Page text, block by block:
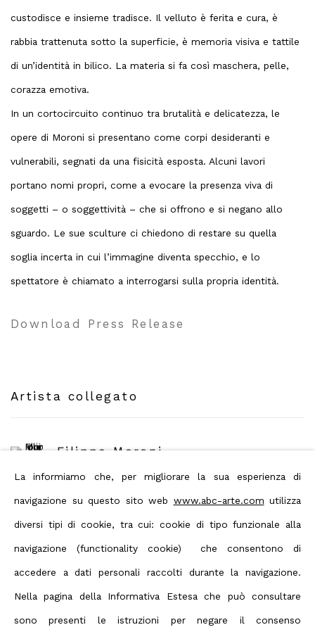
custodisce e insieme tradisce. Il velluto è ferita e cura, è
rabbia trattenuta sotto la superficie, è memoria visiva e tattile
di un’identità in bilico. La materia si fa così maschera, pelle,
corazza emotiva.
In un cortocircuito continuo tra brutalità e delicatezza, le
opere di Moroni si presentano come corpi desideranti e
vulnerabili, segnati da una fisicità esposta. Alcuni lavori
portano nomi propri, come a evocare la presenza viva di
soggetti – o soggettività – che si offrono e si negano allo
sguardo. Le sue sculture ci chiedono di restare su quella
soglia incerta in cui l’immagine diventa specchio, e lo
spettatore è chiamato a interrogarsi sulla propria identità.
Download Press Release
Artista collegato
Filippo Moroni
Condividi
La informiamo che, per migliorare la sua esperienza di
navigazione su questo sito web www.abc-arte.com utilizza
diversi tipi di cookie, tra cui: cookie di tipo funzionale alla
navigazione (functionality cookie) che consentono di
accedere a dati personali raccolti durante la navigazione.
Nella pagina della Informativa Estesa che può consultare
sono presenti le istruzioni per negare il consenso